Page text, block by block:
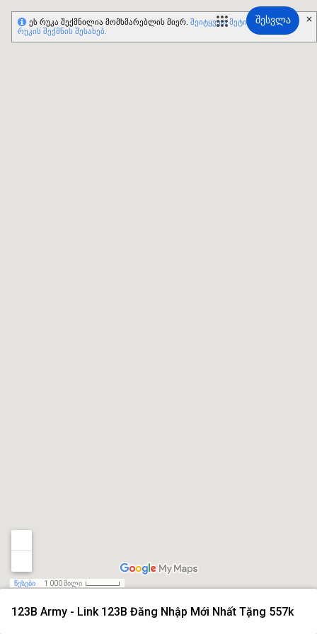
შესვლა
123B Army - Link 123B Đăng Nhập Mới Nhất Tặng 557k
წესები 1 000 მილი
ეს რუკა შექმნილია მომხმარებლის მიერ. შეიტყვეთ მეტი საკუთარი
რუკის შექმნის შესახებ.